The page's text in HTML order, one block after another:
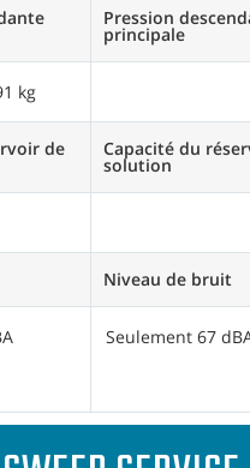
kg
de
Pression
principale
Capacité du
solution
Niveau de bruit
Seulement 67